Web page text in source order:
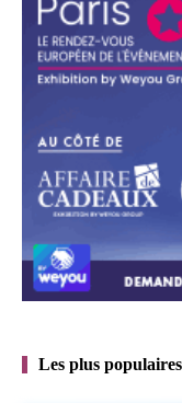
Les plus populaires